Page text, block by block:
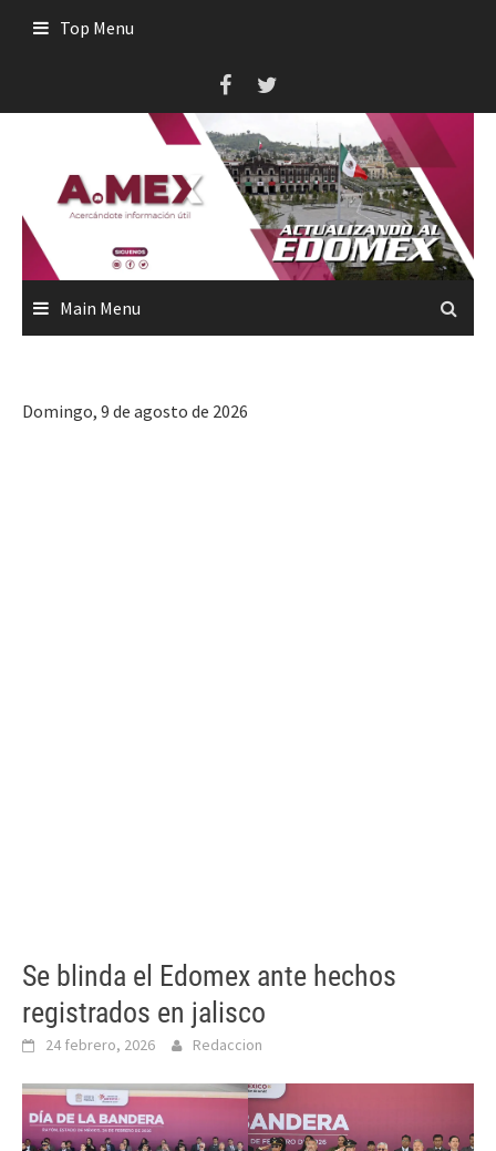
Top Menu
Main Menu
Domingo, 9 de agosto de 2026
Se blinda el Edomex ante hechos
registrados en jalisco
24 febrero, 2026 Redaccion